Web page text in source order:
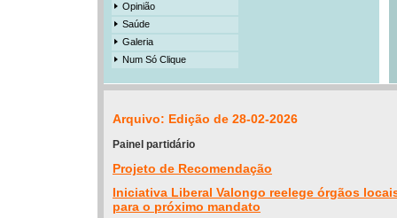
Opinião
Saúde
Galeria
Num Só Clique
Arquivo: Edição de 28-02-2026
Painel partidário
Projeto de Recomendação
Iniciativa Liberal Valongo reelege órgãos
para o próximo mandato